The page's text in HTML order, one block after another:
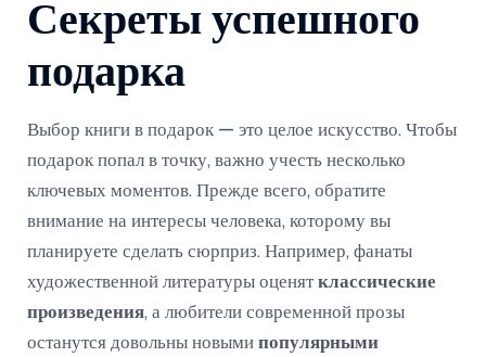
Секреты успешного
подарка
Выбор книги в подарок — это целое искусство. Чтобы
подарок попал в точку, важно учесть несколько
ключевых моментов. Прежде всего, обратите
внимание на интересы человека, которому вы
планируете сделать сюрприз. Например, фанаты
художественной литературы оценят классические
произведения, а любители современной прозы
останутся довольны новыми популярными